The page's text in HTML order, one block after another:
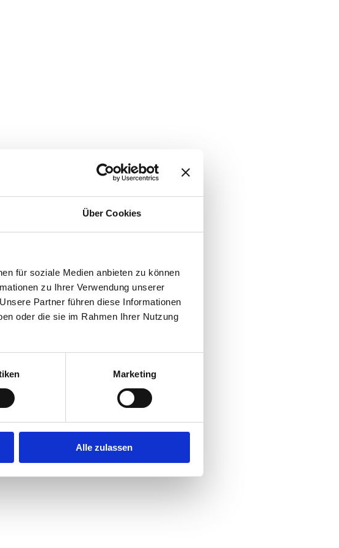
Über Cookies
für soziale Medien anbieten zu können
zu Ihrer Verwendung unserer
Partner führen diese Informationen
oder die sie im Rahmen Ihrer Nutzung
Marketing
Alle zulassen
the browser consolefor more information).